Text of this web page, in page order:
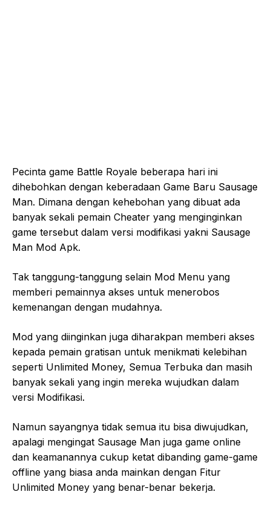
Pecinta game Battle Royale beberapa hari ini
dihebohkan dengan keberadaan Game Baru Sausage
Man. Dimana dengan kehebohan yang dibuat ada
banyak sekali pemain Cheater yang menginginkan
game tersebut dalam versi modifikasi yakni Sausage
Man Mod Apk.
Tak tanggung-tanggung selain Mod Menu yang
memberi pemainnya akses untuk menerobos
kemenangan dengan mudahnya.
Mod yang diinginkan juga diharakpan memberi akses
kepada pemain gratisan untuk menikmati kelebihan
seperti Unlimited Money, Semua Terbuka dan masih
banyak sekali yang ingin mereka wujudkan dalam
versi Modifikasi.
Namun sayangnya tidak semua itu bisa diwujudkan,
apalagi mengingat Sausage Man juga game online
dan keamanannya cukup ketat dibanding game-game
offline yang biasa anda mainkan dengan Fitur
Unlimited Money yang benar-benar bekerja.